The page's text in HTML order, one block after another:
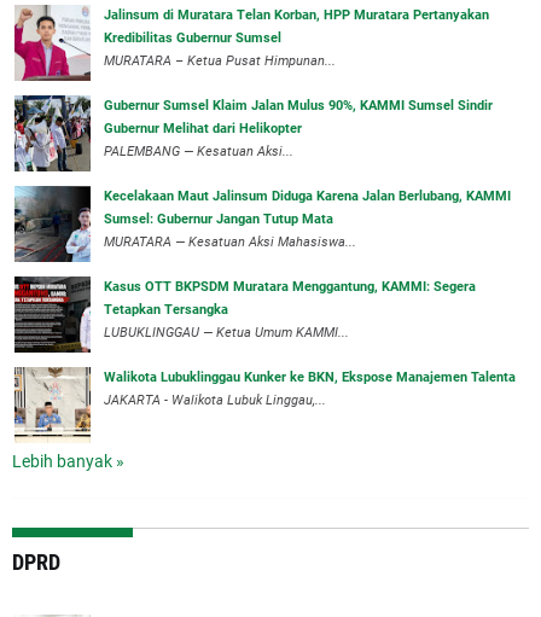
‎Jalinsum di Muratara Telan Korban, HPP Muratara Pertanyakan
Kredibilitas Gubernur Sumsel
MURATARA – Ketua Pusat Himpunan...
‎Gubernur Sumsel Klaim Jalan Mulus 90%, KAMMI Sumsel Sindir
Gubernur Melihat dari Helikopter
‎PALEMBANG — Kesatuan Aksi...
‎Kecelakaan Maut Jalinsum Diduga Karena Jalan Berlubang, KAMMI
Sumsel: Gubernur Jangan Tutup Mata
‎MURATARA — Kesatuan Aksi Mahasiswa...
‎Kasus OTT BKPSDM Muratara Menggantung, KAMMI: Segera
Tetapkan Tersangka
‎LUBUKLINGGAU — Ketua Umum KAMMI...
Walikota Lubuklinggau Kunker ke BKN, Ekspose Manajemen Talenta
JAKARTA - Walikota Lubuk Linggau,...
Lebih banyak »
DPRD